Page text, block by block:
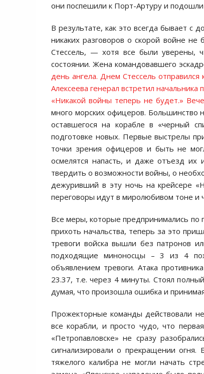
они поспешили к Порт-Артуру и подошли
В результате, как это всегда бывает с
никаких разговоров о скорой войне
Стессель, — хотя все были уверены,
состоянии. Жена командовавшего
день ангела. Днем Стессель
Алексеева генерал встретил
«Никакой войны теперь не будет.»
много морских офицеров. Большинство
оставшегося на корабле в «черный
подготовке новых. Первые выстрелы
точки зрения офицеров и быть не
осмелятся напасть, и даже отъезд их
твердить о возможности войны, о
дежуривший в эту ночь на крейсере
переговоры идут в миролюбивом тоне и
Все меры, которые предпринимались по
прихоть начальства, теперь за это
тревоги войска вышли без патронов
подходящие миноносцы – 3 из 4
объявлением тревоги. Атака
23.37, т.е. через 4 минуты. Стоял
думая, что произошла ошибка и
Прожекторные команды действовали
все корабли, и просто чудо, что
«Петропавловске» не сразу
сигнализировали о прекращении огня.
тяжелого калибра не могли начать